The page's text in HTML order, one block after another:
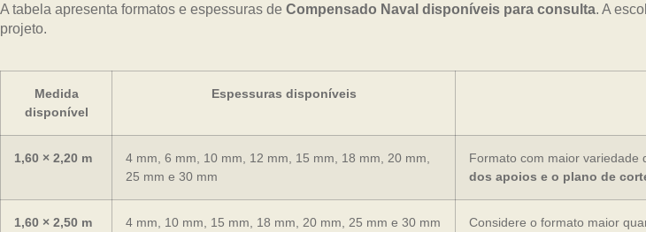
A tabela apresenta formatos e espessuras de Compensado Naval disponíveis para consulta. A
projeto.
Medida
disponível
Espessuras disponíveis
1,60 × 2,20 m
4 mm, 6 mm, 10 mm, 12 mm, 15 mm, 18 mm, 20 mm,
25 mm e 30 mm
Formato com maior variedade
dos apoios e o plano de
1,60 × 2,50 m 4 mm, 10 mm, 15 mm, 18 mm, 20 mm, 25 mm e 30 mm
Considere o formato maior